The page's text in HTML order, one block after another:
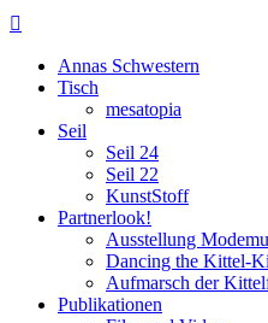

Annas Schwestern
Tisch
mesatopia
Seil
Seil 24
Seil 22
KunstStoff
Partnerlook!
Ausstellung
Dancing the Kittel-
Aufmarsch der
Publikationen